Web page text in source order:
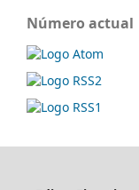
Número actual